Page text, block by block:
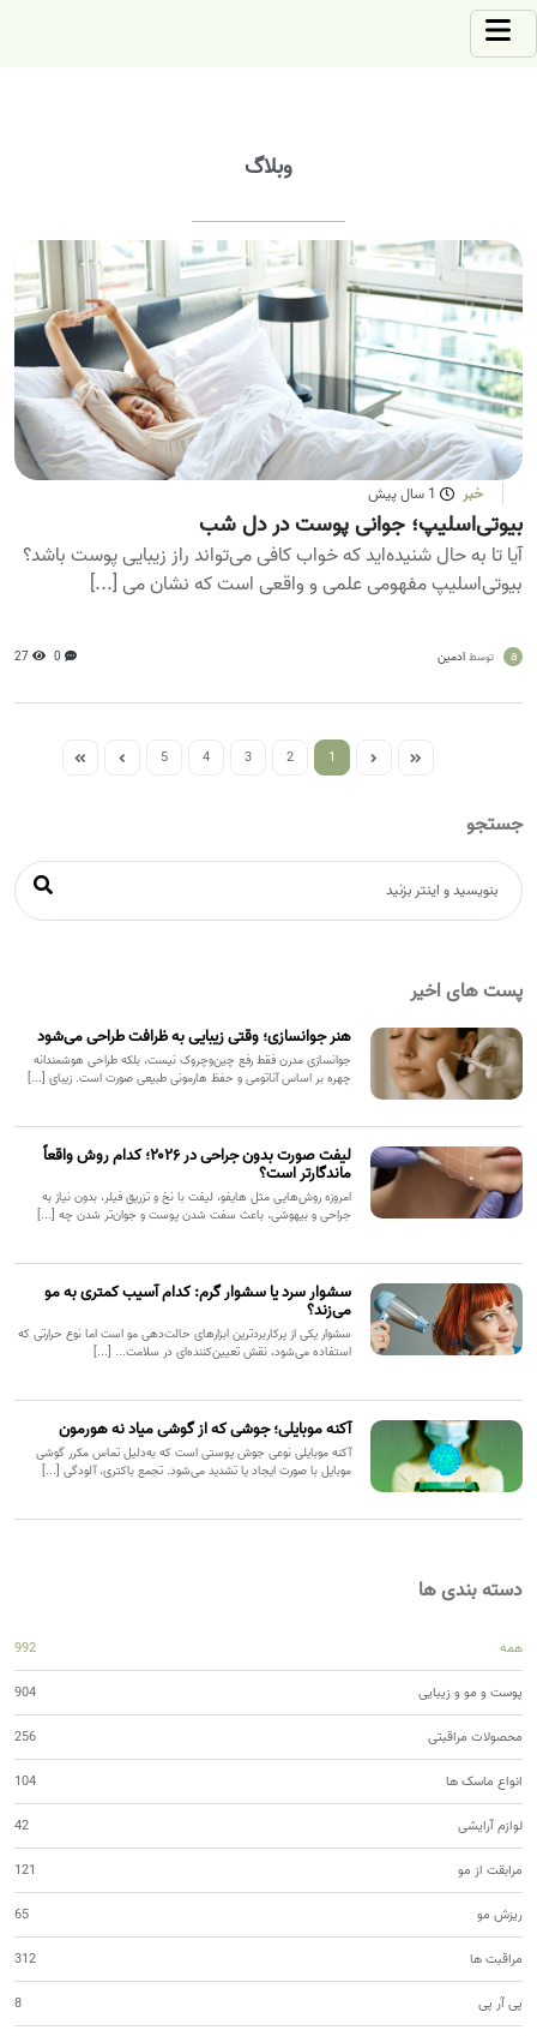
وبلاگ
خبر 1 سال پیش
بیوتی‌اسلیپ؛ جوانی پوست در دل شب
آیا تا به حال شنیده‌اید که خواب کافی می‌تواند راز زیبایی پوست باشد؟
بیوتی‌اسلیپ مفهومی علمی و واقعی است که نشان می [...]
a توسط ادمین 0
27
1
2
3
4
5
جستجو
پست های اخیر
هنر جوانسازی؛ وقتی زیبایی به ظرافت طراحی می‌شود
جوانسازی مدرن فقط رفع چین‌وچروک نیست، بلکه طراحی هوشمندانه
چهره بر اساس آناتومی و حفظ هارمونی طبیعی صورت است. زیبای [...]
لیفت صورت بدون جراحی در ۲۰۲۶؛ کدام روش واقعاً
ماندگارتر است؟
امروزه روش‌هایی مثل هایفو، لیفت با نخ و تزریق فیلر، بدون نیاز به
جراحی و بیهوشی، باعث سفت شدن پوست و جوان‌تر شدن چه [...]
سشوار سرد یا سشوار گرم: کدام آسیب کمتری به مو
می‌زند؟
سشوار یکی از پرکاربردترین ابزارهای حالت‌دهی مو است اما نوع حرارتی که
استفاده می‌شود، نقش تعیین‌کننده‌ای در سلامت... [...]
آکنه موبایلی؛ جوشی که از گوشی میاد نه هورمون
آکنه موبایلی نوعی جوش پوستی است که به‌دلیل تماس مکرر گوشی
موبایل با صورت ایجاد یا تشدید می‌شود. تجمع باکتری، آلودگی [...]
دسته بندی ها
همه 992
پوست و مو و زیبایی 904
محصولات مراقبتی 256
انواع ماسک ها 104
لوازم آرایشی 42
مرابقت از مو 121
ریزش مو 65
مراقبت ها 312
پی آر پی 8